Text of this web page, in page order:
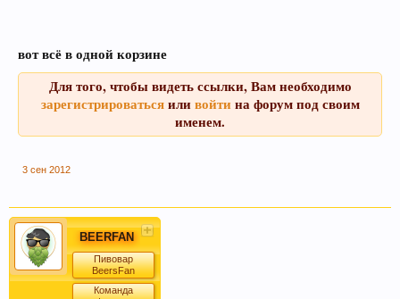
При приеме пива у мужчин выделяется гормон
дофамин, отвечающий за чувство
удовлетворения. При этом удовольствие
вызывает только вкус пива, независимо от того,
при отсутствии алкоголя.
вот всё в одной корзине
Для того, чтобы видеть ссылки, Вам необходимо
зарегистрироватьсяиливойтина форум под своим
именем.
3 сен 2012
BEERFAN
Пивовар
BeersFan
Команда